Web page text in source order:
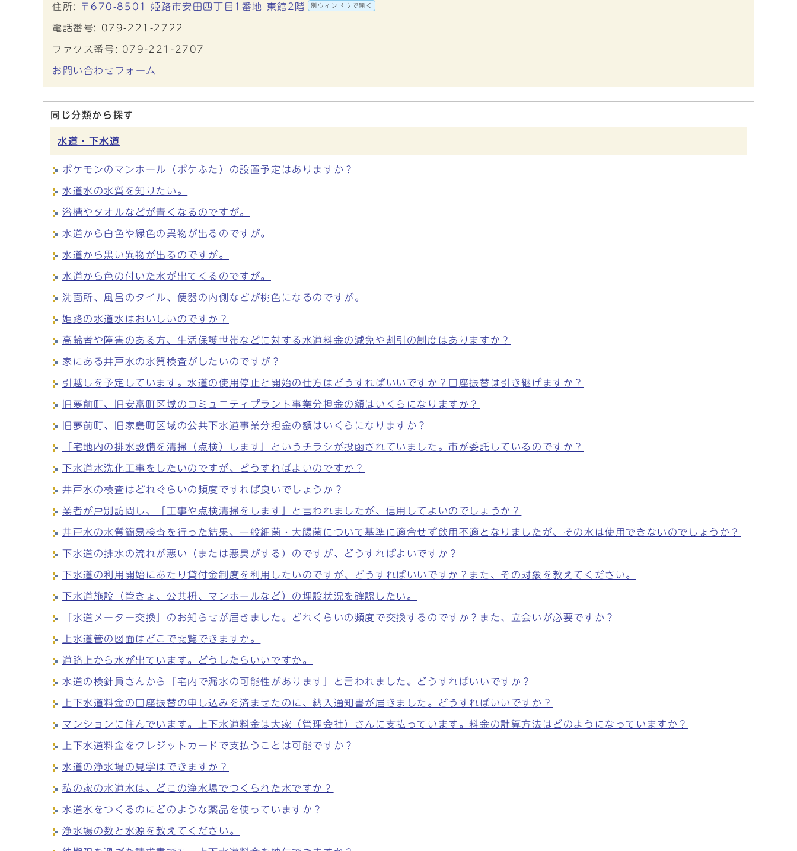
住所: 〒670-8501 姫路市安田四丁目1番地 東館2階 別ウィンドウで開く
電話番号: 079-221-2722
ファクス番号: 079-221-2707
お問い合わせフォーム
同じ分類から探す
水道・下水道
ポケモンのマンホール（ポケふた）の設置予定はありますか？
水道水の水質を知りたい。
浴槽やタオルなどが青くなるのですが。
水道から白色や緑色の異物が出るのですが。
水道から黒い異物が出るのですが。
水道から色の付いた水が出てくるのですが。
洗面所、風呂のタイル、便器の内側などが桃色になるのですが。
姫路の水道水はおいしいのですか？
高齢者や障害のある方、生活保護世帯などに対する水道料金の減免や割引の制度はありますか？
家にある井戸水の水質検査がしたいのですが？
引越しを予定しています。水道の使用停止と開始の仕方はどうすればいいですか？口座振替は引き継げますか？
旧夢前町、旧安富町区域のコミュニティプラント事業分担金の額はいくらになりますか？
旧夢前町、旧家島町区域の公共下水道事業分担金の額はいくらになりますか？
「宅地内の排水設備を清掃（点検）します」というチラシが投函されていました。市が委託しているのですか？
下水道水洗化工事をしたいのですが、どうすればよいのですか？
井戸水の検査はどれぐらいの頻度ですれば良いでしょうか？
業者が戸別訪問し、「工事や点検清掃をします」と言われましたが、信用してよいのでしょうか？
井戸水の水質簡易検査を行った結果、一般細菌・大腸菌について基準に適合せず飲用不適となりましたが、その水は使用できないのでしょうか？
下水道の排水の流れが悪い（または悪臭がする）のですが、どうすればよいですか？
下水道の利用開始にあたり貸付金制度を利用したいのですが、どうすればいいですか？また、その対象を教えてください。
下水道施設（管きょ、公共枡、マンホールなど）の埋設状況を確認したい。
「水道メーター交換」のお知らせが届きました。どれくらいの頻度で交換するのですか？また、立会いが必要ですか？
上水道管の図面はどこで閲覧できますか。
道路上から水が出ています。どうしたらいいですか。
水道の検針員さんから「宅内で漏水の可能性があります」と言われました。どうすればいいですか？
上下水道料金の口座振替の申し込みを済ませたのに、納入通知書が届きました。どうすればいいですか？
マンションに住んでいます。上下水道料金は大家（管理会社）さんに支払っています。料金の計算方法はどのようになっていますか？
上下水道料金をクレジットカードで支払うことは可能ですか？
水道の浄水場の見学はできますか？
私の家の水道水は、どこの浄水場でつくられた水ですか？
水道水をつくるのにどのような薬品を使っていますか？
浄水場の数と水源を教えてください。